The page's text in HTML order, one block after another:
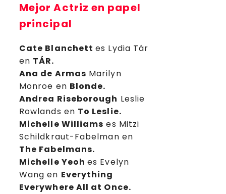
Mejor Actriz en papel
principal
Cate Blanchettes Lydia Tár
en TÁR.
Ana de Armas Marilyn
Monroe en Blonde.
Andrea Riseborough Leslie
Rowlands en To Leslie.
Michelle Williams es Mitzi
Schildkraut-Fabelman en
The Fabelmans.
Michelle Yeohes Evelyn
Wang en Everything
Everywhere All at Once.